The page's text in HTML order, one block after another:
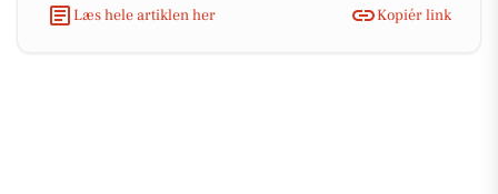
Læs hele artiklen her
Kopiér link